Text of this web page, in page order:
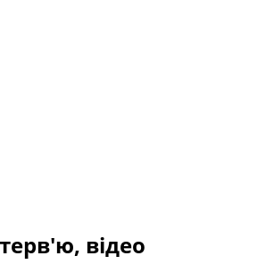
відео